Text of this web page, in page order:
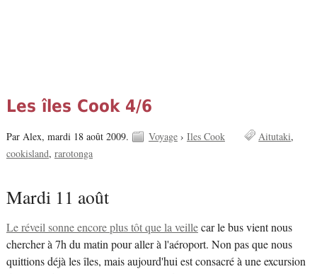
Les îles Cook 4/6
Par Alex, mardi 18 août 2009. Voyage› Iles Cook
Aitutaki
cookisland rarotonga
Mardi 11 août
Le réveil sonne encore plus tôt que la veillecar le bus vient nous
chercher à 7h du matin pour aller à l'aéroport. Non pas que nous
quittions déjà les îles, mais aujourd'hui est consacré à une excursion